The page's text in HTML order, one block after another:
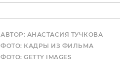
АВТОР: АНАСТАСИЯ ТУЧКОВА
ФОТО: КАДРЫ ИЗ ФИЛЬМА
ФОТО: GETTY IMAGES